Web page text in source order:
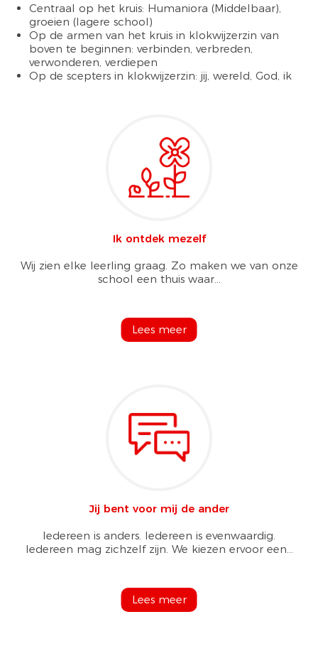
Centraal op het kruis: Humaniora (Middelbaar),
groeien (lagere school)
Op de armen van het kruis in klokwijzerzin van
boven te beginnen: verbinden, verbreden,
verwonderen, verdiepen
Op de scepters in klokwijzerzin: jij, wereld, God, ik
Ik ontdek mezelf
Wij zien elke leerling graag. Zo maken we van onze
school een thuis waar...
Lees meer
Jij bent voor mij de ander
Iedereen is anders. Iedereen is evenwaardig.
Iedereen mag zichzelf zijn. We kiezen ervoor een...
Lees meer